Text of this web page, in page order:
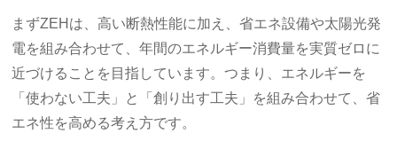
まずZEHは、高い断熱性能に加え、省エネ設備や太陽光発
電を組み合わせて、年間のエネルギー消費量を実質ゼロに
近づけることを目指しています。つまり、エネルギーを
「使わない工夫」と「創り出す工夫」を組み合わせて、省
エネ性を高める考え方です。